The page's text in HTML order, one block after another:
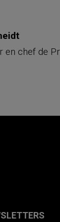
en chef de